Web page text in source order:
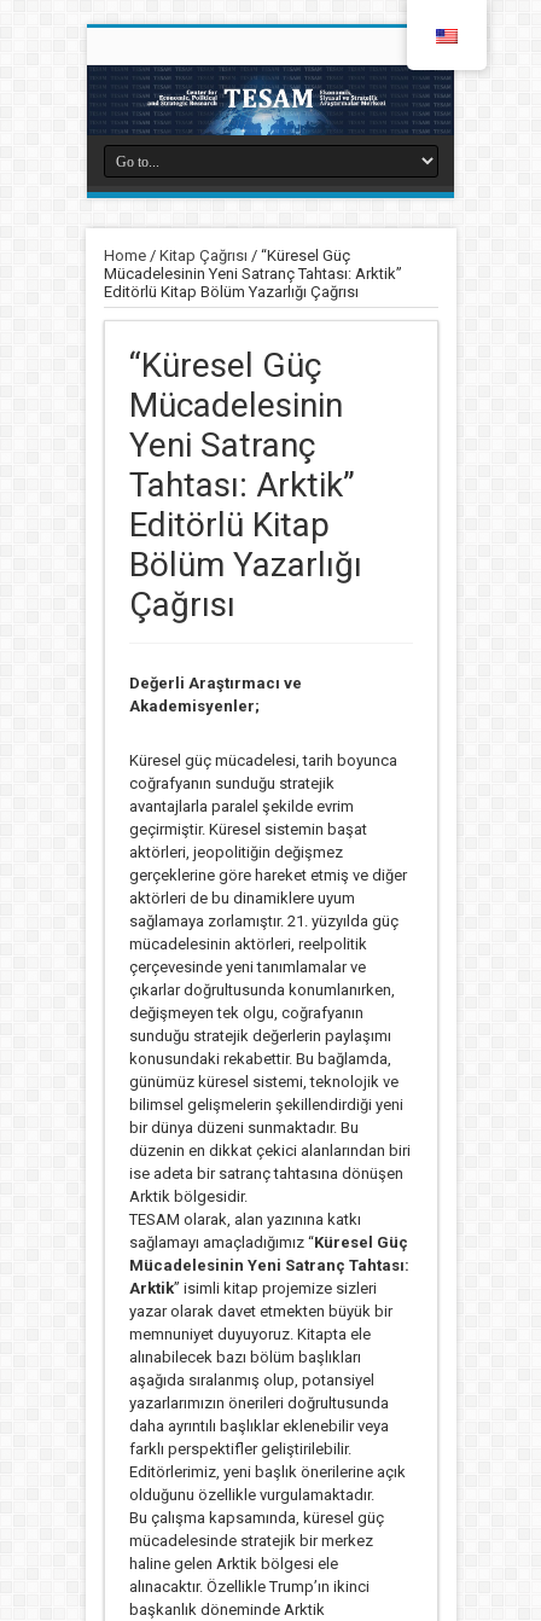
Home/ Kitap Çağrısı / “Küresel Güç
Mücadelesinin Yeni Satranç Tahtası: Arktik”
Editörlü Kitap Bölüm Yazarlığı Çağrısı
“Küresel Güç
Mücadelesinin
Yeni Satranç
Tahtası: Arktik”
Editörlü Kitap
Bölüm Yazarlığı
Çağrısı
Değerli Araştırmacı ve
Akademisyenler;
Küresel güç mücadelesi, tarih boyunca
coğrafyanın sunduğu stratejik
avantajlarla paralel şekilde evrim
geçirmiştir. Küresel sistemin başat
aktörleri, jeopolitiğin değişmez
gerçeklerine göre hareket etmiş ve diğer
aktörleri de bu dinamiklere uyum
sağlamaya zorlamıştır. 21. yüzyılda güç
mücadelesinin aktörleri, reelpolitik
çerçevesinde yeni tanımlamalar ve
çıkarlar doğrultusunda konumlanırken,
değişmeyen tek olgu, coğrafyanın
sunduğu stratejik değerlerin paylaşımı
konusundaki rekabettir. Bu bağlamda,
günümüz küresel sistemi, teknolojik ve
bilimsel gelişmelerin şekillendirdiği yeni
bir dünya düzeni sunmaktadır. Bu
düzenin en dikkat çekici alanlarından biri
ise adeta bir satranç tahtasına dönüşen
Arktik bölgesidir.
TESAM olarak, alan yazınına katkı
sağlamayı amaçladığımız “Küresel Güç
Mücadelesinin Yeni Satranç Tahtası:
Arktik” isimli kitap projemize sizleri
yazar olarak davet etmekten büyük bir
memnuniyet duyuyoruz. Kitapta ele
alınabilecek bazı bölüm başlıkları
aşağıda sıralanmış olup, potansiyel
yazarlarımızın önerileri doğrultusunda
daha ayrıntılı başlıklar eklenebilir veya
farklı perspektifler geliştirilebilir.
Editörlerimiz, yeni başlık önerilerine açık
olduğunu özellikle vurgulamaktadır.
Bu çalışma kapsamında, küresel güç
mücadelesinde stratejik bir merkez
haline gelen Arktik bölgesi ele
alınacaktır. Özellikle Trump’ın ikinci
başkanlık döneminde Arktik